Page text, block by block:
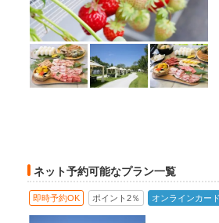
ネット予約可能なプラン一覧
即時予約OK ポイント2％ オンラインカー